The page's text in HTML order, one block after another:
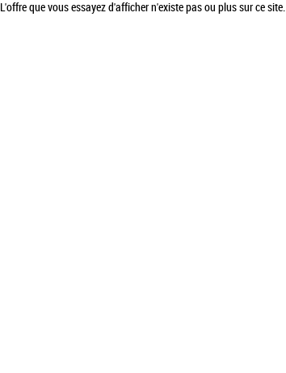
L'offre que vous essayez d'afficher n'existe pas ou plus sur ce site.